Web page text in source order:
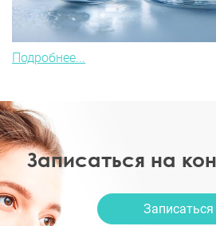
Подробнее...
Записаться на
Записаться